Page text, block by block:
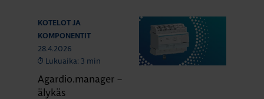
KOTELOT JA
KOMPONENTIT
28.4.2026
Lukuaika: 3 min
Agardio.manager –
älykäs